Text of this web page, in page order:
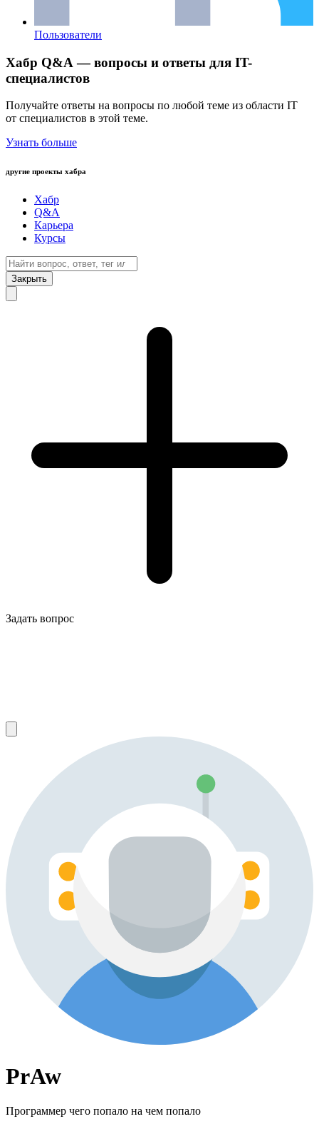
Пользователи
Хабр Q&A — вопросы и ответы для IT-
специалистов
Получайте ответы на вопросы по любой теме из области IT
от специалистов в этой теме.
Узнать больше
другие проекты хабра
Хабр
Q&A
Карьера
Курсы
Закрыть
Задать вопрос
PrAw
Программер чего попало на чем попало